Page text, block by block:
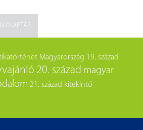
Magyarország 19. század
20. század magyar
21. század kitekintő